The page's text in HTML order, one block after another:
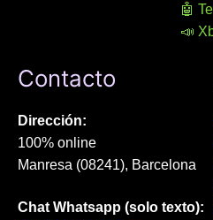
🤖
📣
Contacto
Dirección:
100% online
Manresa (08241), Barcelona
Chat Whatsapp (solo texto):